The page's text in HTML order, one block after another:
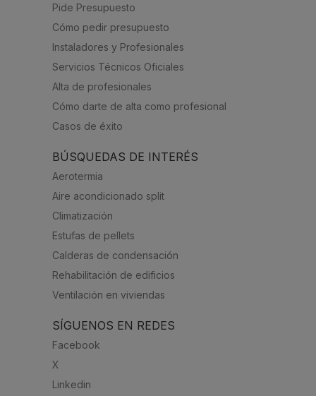
Pide Presupuesto
Cómo pedir presupuesto
Instaladores y Profesionales
Servicios Técnicos Oficiales
Alta de profesionales
Cómo darte de alta como profesional
Casos de éxito
BÚSQUEDAS DE INTERÉS
Aerotermia
Aire acondicionado split
Climatización
Estufas de pellets
Calderas de condensación
Rehabilitación de edificios
Ventilación en viviendas
SÍGUENOS EN REDES
Facebook
X
Linkedin